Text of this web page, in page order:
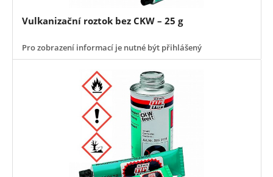
Vulkanizační roztok bez CKW – 25 g
Pro zobrazení informací je nutné být přihlášený